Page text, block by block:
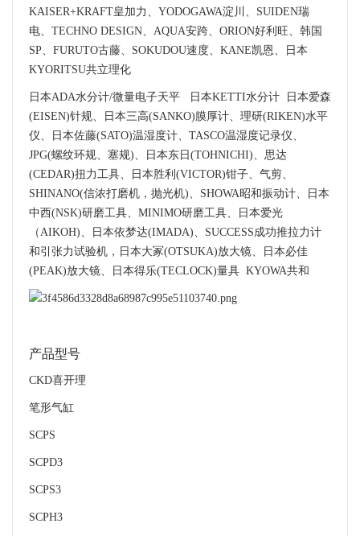
KAISER+KRAFT皇加力、YODOGAWA淀川、SUIDEN瑞
电、TECHNO DESIGN、AQUA安跨、ORION好利旺、韩国
SP、FURUTO古藤、SOKUDOU速度、KANE凯恩、日本
KYORITSU共立理化
日本ADA水分计/微量电子天平 日本KETTI水分计 日本爱森
(EISEN)针规、日本三高(SANKO)膜厚计、理研(RIKEN)水平
仪、日本佐藤(SATO)温湿度计、TASCO温湿度记录仪、
JPG(螺纹环规、塞规)、日本东日(TOHNICHI)、思达
(CEDAR)扭力工具、日本胜利(VICTOR)钳子、气剪、
SHINANO(信浓打磨机，抛光机)、SHOWA昭和振动计、日本
中西(NSK)研磨工具、MINIMO研磨工具、日本爱光
（AIKOH)、日本依梦达(IMADA)、SUCCESS成功推拉力计
和引张力试验机，日本大冢(OTSUKA)放大镜、日本必佳
(PEAK)放大镜、日本得乐(TECLOCK)量具 KYOWA共和
产品型号
CKD喜开理
笔形气缸
SCPS
SCPD3
SCPS3
SCPH3